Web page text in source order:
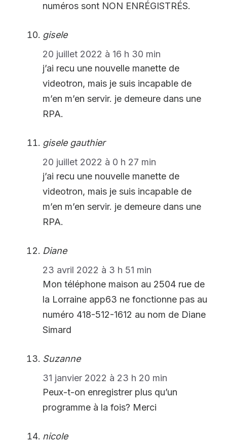
numéros sont NON ENRÉGISTRÉS.
gisele
20 juillet 2022 à 16 h 30 min
j’ai recu une nouvelle manette de
videotron, mais je suis incapable de
m’en m’en servir. je demeure dans une
RPA.
gisele gauthier
20 juillet 2022 à 0 h 27 min
j’ai recu une nouvelle manette de
videotron, mais je suis incapable de
m’en m’en servir. je demeure dans une
RPA.
Diane
23 avril 2022 à 3 h 51 min
Mon téléphone maison au 2504 rue de
la Lorraine app63 ne fonctionne pas au
numéro 418-512-1612 au nom de Diane
Simard
Suzanne
31 janvier 2022 à 23 h 20 min
Peux-t-on enregistrer plus qu’un
programme à la fois? Merci
nicole